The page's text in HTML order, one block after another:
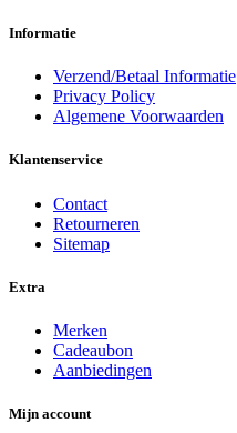
Informatie
Verzend/Betaal Informatie
Privacy Policy
Algemene Voorwaarden
Klantenservice
Contact
Retourneren
Sitemap
Extra
Merken
Cadeaubon
Aanbiedingen
Mijn account